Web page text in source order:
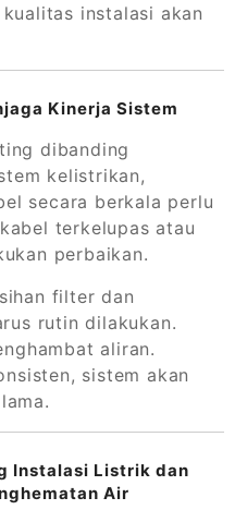
instalasi akan
Kinerja Sistem
dibanding
kelistrikan,
secara berkala perlu
terkelupas atau
perbaikan.
filter dan
rutin dilakukan.
aliran.
sistem akan
Instalasi Listrik dan
Air